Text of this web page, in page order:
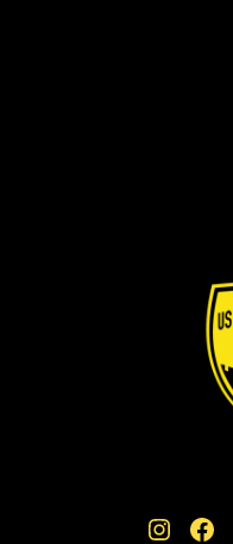
Instagram Facebook